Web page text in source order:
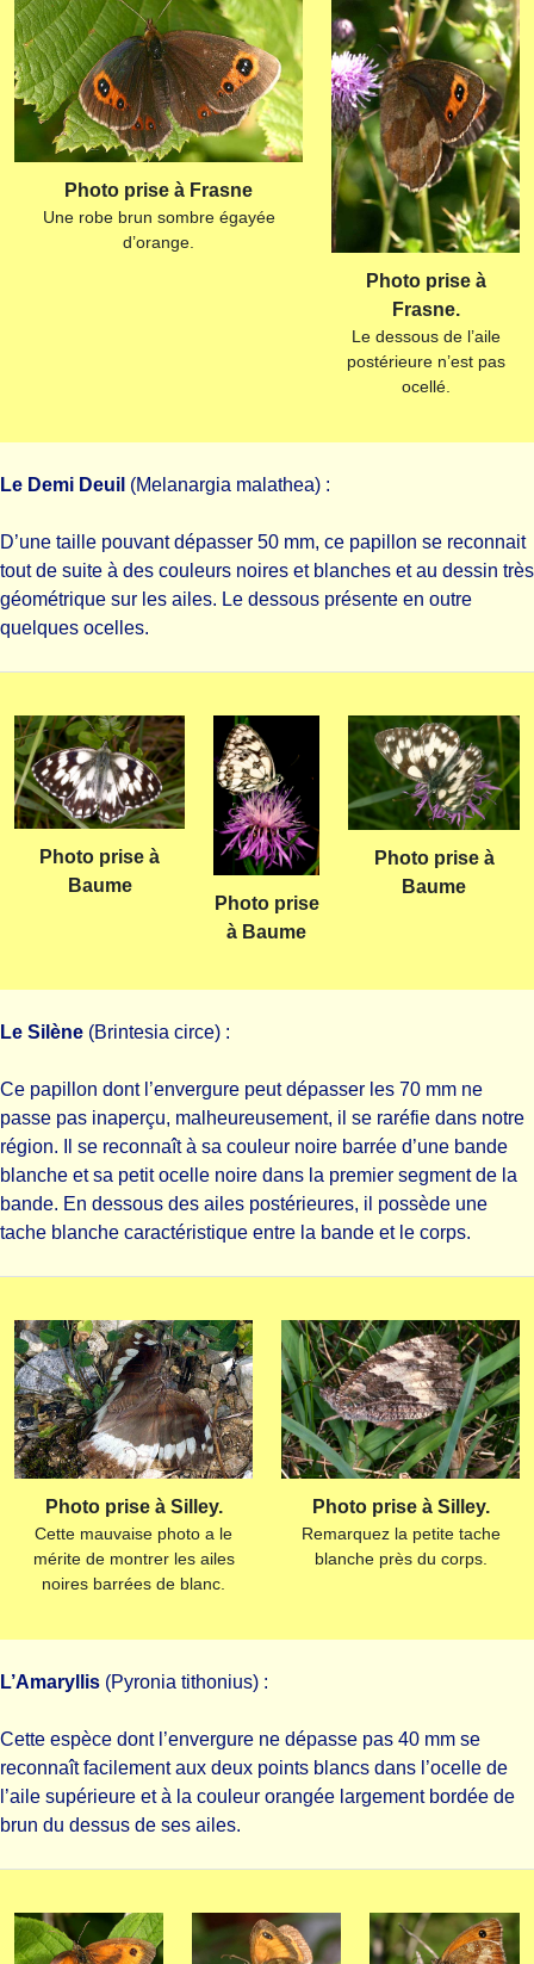
Photo prise à Frasne
Une robe brun sombre égayée
d’orange.
Photo prise à
Frasne.
Le dessous de l’aile
postérieure n’est pas
ocellé.
Le Demi Deuil (Melanargia malathea) :
D’une taille pouvant dépasser 50 mm, ce papillon se reconnait
tout de suite à des couleurs noires et blanches et au dessin très
géométrique sur les ailes. Le dessous présente en outre
quelques ocelles.
Photo prise à
Baume
Photo prise
à Baume
Photo prise à
Baume
Le Silène (Brintesia circe) :
Ce papillon dont l’envergure peut dépasser les 70 mm ne
passe pas inaperçu, malheureusement, il se raréfie dans notre
région. Il se reconnaît à sa couleur noire barrée d’une bande
blanche et sa petit ocelle noire dans la premier segment de la
bande. En dessous des ailes postérieures, il possède une
tache blanche caractéristique entre la bande et le corps.
Photo prise à Silley.
Cette mauvaise photo a le
mérite de montrer les ailes
noires barrées de blanc.
Photo prise à Silley.
Remarquez la petite tache
blanche près du corps.
L’Amaryllis (Pyronia tithonius) :
Cette espèce dont l’envergure ne dépasse pas 40 mm se
reconnaît facilement aux deux points blancs dans l’ocelle de
l’aile supérieure et à la couleur orangée largement bordée de
brun du dessus de ses ailes.